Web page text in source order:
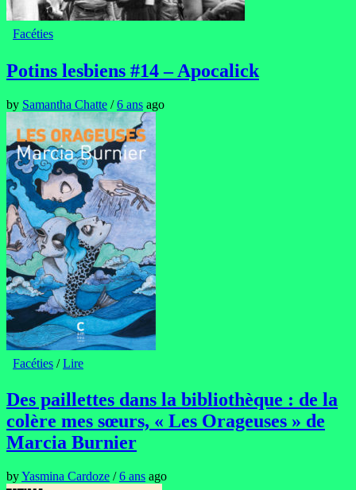
Facéties
Potins lesbiens #14 – Apocalick
by Samantha Chatte /6 ans ago
Facéties /Lire
Des paillettes dans la bibliothèque : de la
colère mes sœurs, « Les Orageuses » de
Marcia Burnier
byYasmina Cardoze /6 ans ago